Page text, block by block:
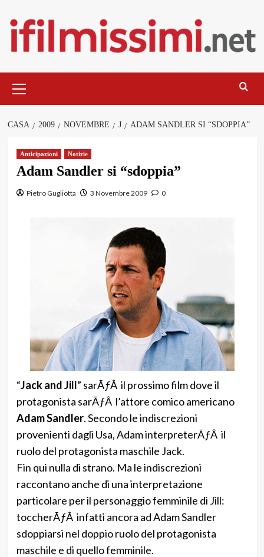
contenuto
principale
CASA 2009 NOVEMBRE J ADAM SANDLER SI “SDOPPIA”
Anticipazioni Notizie
Adam Sandler si “sdoppia”
Pietro Gugliotta 3 Novembre 2009 0
“Jack and Jill” sarÃƒÂ il prossimo film dove il
protagonista sarÃƒÂ l’attore comico americano
Adam Sandler. Secondo le indiscrezioni
provenienti dagli Usa, Adam interpreterÃƒÂ il
ruolo del protagonista maschile Jack.
Fin qui nulla di strano. Ma le indiscrezioni
raccontano anche di una interpretazione
particolare per il personaggio femminile di Jill:
toccherÃƒÂ infatti ancora ad Adam Sandler
sdoppiarsi nel doppio ruolo del protagonista
maschile e di quello femminile.